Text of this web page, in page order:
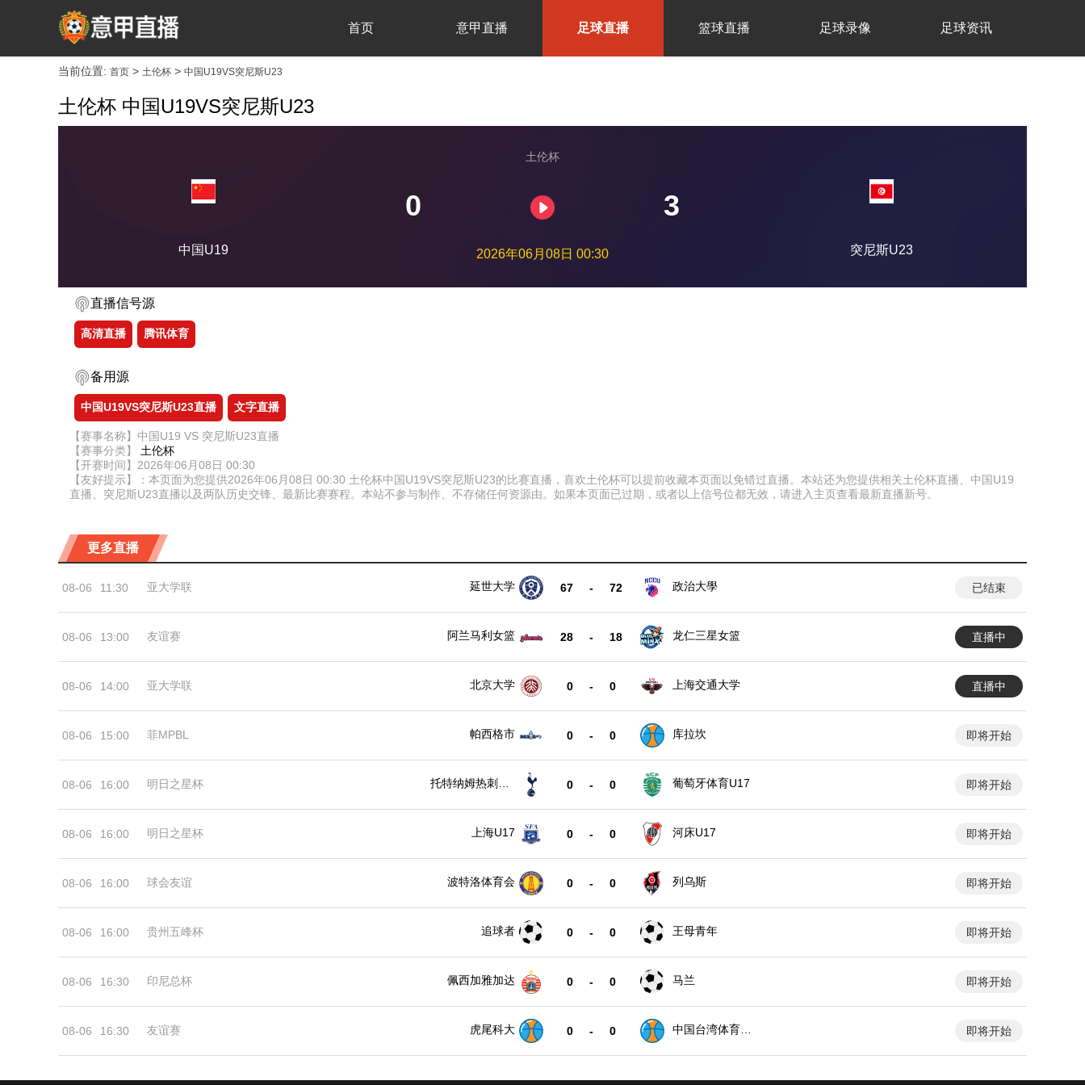
首页 意甲直播 足球直播 篮球直播 足球录像 足球资讯
当前位置: 首页 > 土伦杯 > 中国U19VS突尼斯U23
土伦杯 中国U19VS突尼斯U23
中国U19
土伦杯
0 3
2026年06月08日 00:30 突尼斯U23
直播信号源
高清直播 腾讯体育
备用源
中国U19VS突尼斯U23直播 文字直播
【赛事名称】中国U19 VS 突尼斯U23直播
【赛事分类】 土伦杯
【开赛时间】2026年06月08日 00:30
【友好提示】：本页面为您提供2026年06月08日 00:30 土伦杯中国U19VS突尼斯U23的比赛直播，喜欢土伦杯可以提前收藏本页面以免错过直播。本站还为您提供相关土伦杯直播、中国U19
直播、突尼斯U23直播以及两队历史交锋、最新比赛赛程。本站不参与制作、不存储任何资源由。如果本页面已过期，或者以上信号位都无效，请进入主页查看最新直播新号。
更多直播
08-06 11:30 亚大学联 延世大学 67 - 72 政治大學 已结束
08-06 13:00 友谊赛 阿兰马利女篮 28 - 18 龙仁三星女篮 直播中
08-06 14:00 亚大学联 北京大学 0 - 0 上海交通大学 直播中
08-06 15:00 菲MPBL 帕西格市 0 - 0 库拉坎 即将开始
08-06 16:00 明日之星杯
托特纳姆热刺U1
0 - 0 葡萄牙体育U17 即将开始
08-06 16:00 明日之星杯 上海U17 0 - 0 河床U17 即将开始
08-06 16:00 球会友谊 波特洛体育会 0 - 0 列乌斯 即将开始
08-06 16:00 贵州五峰杯 追球者 0 - 0 王母青年 即将开始
08-06 16:30 印尼总杯 佩西加雅加达 0 - 0 马兰 即将开始
08-06 16:30 友谊赛 虎尾科大 0 - 0
中国台湾体育大
即将开始